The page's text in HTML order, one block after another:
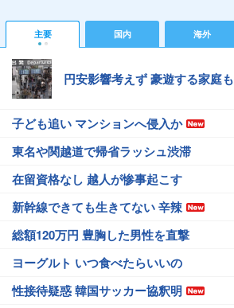
主要 国内 海外
円安影響考えず 豪遊する家庭も
子ども追い マンションへ侵入か
東名や関越道で帰省ラッシュ渋滞
在留資格なし 越人が惨事起こす
新幹線できても生きてない 辛辣
総額120万円 豊胸した男性を直撃
ヨーグルト いつ食べたらいいの
性接待疑惑 韓国サッカー協釈明